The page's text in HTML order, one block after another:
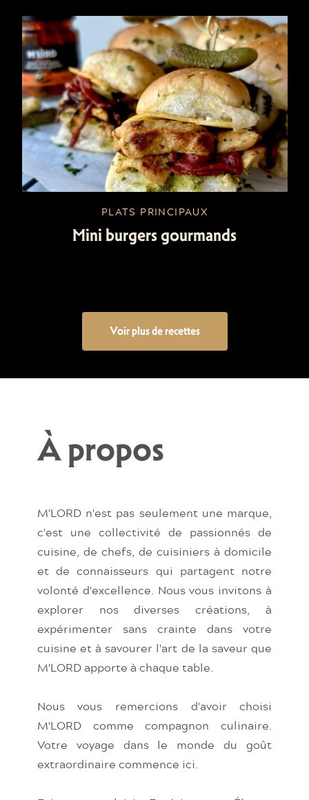
PLATS PRINCIPAUX
Mini burgers gourmands
Voir plus de recettes
À propos
M'LORD n'est pas seulement une marque,
c'est une collectivité de passionnés de
cuisine, de chefs, de cuisiniers à domicile
et de connaisseurs qui partagent notre
volonté d'excellence. Nous vous invitons à
explorer nos diverses créations, à
expérimenter sans crainte dans votre
cuisine et à savourer l'art de la saveur que
M'LORD apporte à chaque table.
Nous vous remercions d'avoir choisi
M'LORD comme compagnon culinaire.
Votre voyage dans le monde du goût
extraordinaire commence ici.